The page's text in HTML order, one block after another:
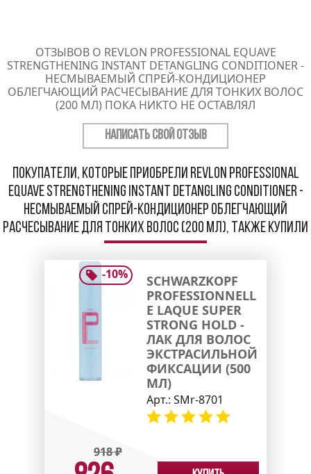
ОТЗЫВОВ О REVLON PROFESSIONAL EQUAVE
STRENGTHENING INSTANT DETANGLING CONDITIONER -
НЕСМЫВАЕМЫЙ СПРЕЙ-КОНДИЦИОНЕР
ОБЛЕГЧАЮЩИЙ РАСЧЕСЫВАНИЕ ДЛЯ ТОНКИХ ВОЛОС
(200 МЛ) ПОКА НИКТО НЕ ОСТАВЛЯЛ
НАПИСАТЬ СВОЙ ОТЗЫВ
Покупатели, которые приобрели Revlon Professional
Equave Strengthening Instant Detangling Conditioner -
Несмываемый спрей-кондиционер облегчающий
расчесывание для тонких волос (200 мл), также купили
-10%
SCHWARZKOPF
PROFESSIONNELL
E LAQUE SUPER
STRONG HOLD -
ЛАК ДЛЯ ВОЛОС
ЭКСТРАСИЛЬНОЙ
ФИКСАЦИИ (500
МЛ)
Арт.: SMr-8701
918₽